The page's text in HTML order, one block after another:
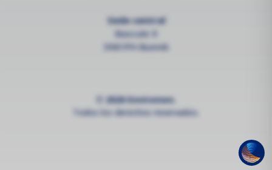
Sede central
Bascule 9
3981PH Bunnik
© 2026 Enviromen.
Todos los derechos reservados.